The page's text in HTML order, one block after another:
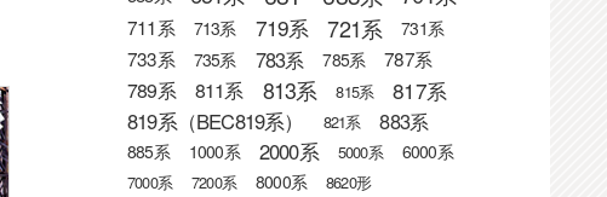
711系 713系 719系 721系 731系
733系 735系 783系 785系 787系
789系 811系 813系 815系 817系
819系（BEC819系） 821系 883系
885系 1000系 2000系 5000系 6000系
7000系 7200系 8000系
8620形